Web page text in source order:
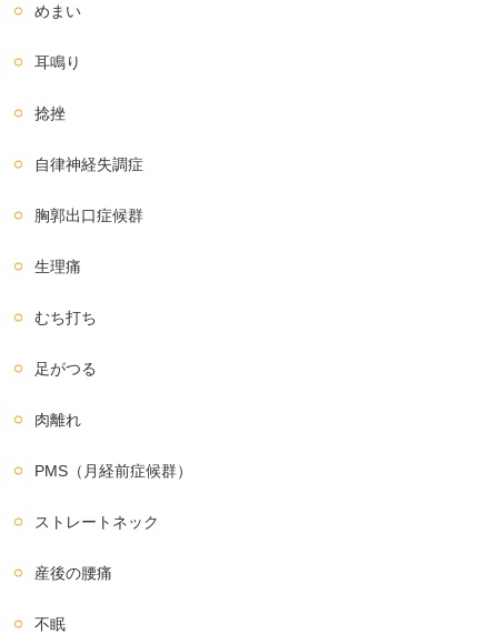
めまい
耳鳴り
捻挫
自律神経失調症
胸郭出口症候群
生理痛
むち打ち
足がつる
肉離れ
PMS（月経前症候群）
ストレートネック
産後の腰痛
不眠